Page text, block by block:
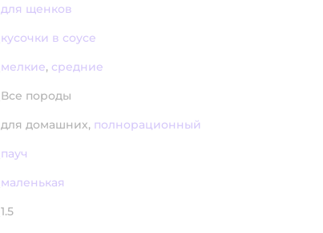
для щенков
кусочки в соусе
мелкие, средние
Все породы
для домашних, полнорационный
пауч
маленькая
1.5